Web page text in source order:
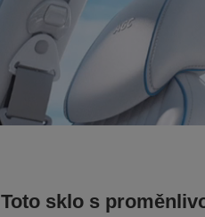
Toto sklo s